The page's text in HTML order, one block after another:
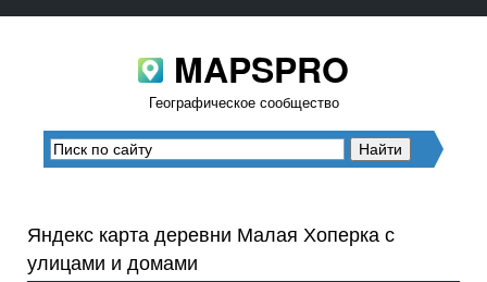
MAPSPRO
Географическое сообщество
Яндекс карта деревни Малая Хоперка с
улицами и домами